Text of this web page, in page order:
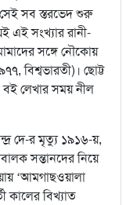
সেই সব স্তরভেদ শুরু
এই সংখ্যার রানী-
সঙ্গে নৌকোয়
বিশ্বভারতী)। ছোট্ট
বই লেখার সময় নীল
দে-র মৃত্যু ১৯১৬-য়,
সন্তানদের নিয়ে
‘আমগাছওয়ালা
কালের বিখ্যাত